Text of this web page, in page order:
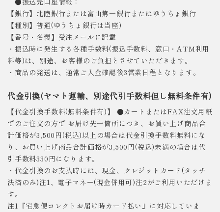
【銀行】北陸銀行または富山第一銀行またはゆうちょ銀行
【種別】普通(ゆうちょ銀行は当座)
【番号・名義】受注メールに記載
・振込時に発生する各種手数料(振込手数料、窓口・ATM利用
料等)は、別途、お客様のご負担とさせていただきます。
・商品の発送は、通常ご入金確認後3営業日程となります。
代金引換(ヤマト運輸、別途代引手数料但し無料条件有)
【代金引換手数料(無料条件有)】 ●カートまたはFAX注文用紙
でのご注文の方で お届け先一箇所につき、お買い上げ商品合
計価格が3,500円(税込)以上の場合は代金引換手数料無料にな
り、お買い上げ商品合計価格が3,500円(税込)未満の場合は代
引手数料330円になります。
・代金引換のお支払時には、現金、クレジットカード(タッチ
決済のみ)注1、電子マネー(現金併用可)注2がご利用いただけま
す。
注1『宅急便コレクトお届け時カード払い』に対応していま